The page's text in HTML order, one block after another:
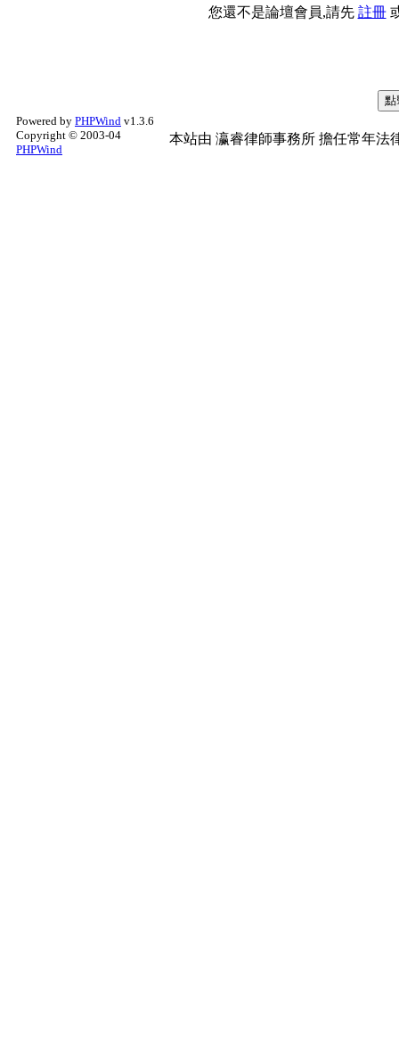
您還不是論壇會員,請先 註冊
Powered by PHPWind v1.3.6
Copyright © 2003-04
PHPWind
本站由 瀛睿律師事務所 擔任常年法